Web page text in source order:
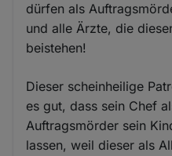
dürfen als
und alle Ärzte, die
beistehen!
Dieser scheinheilige
es gut, dass sein Chef
Auftragsmörder sein
lassen, weil dieser als